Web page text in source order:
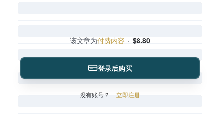
该文章为付费内容 · $8.80
登录后购买
没有账号？ 立即注册